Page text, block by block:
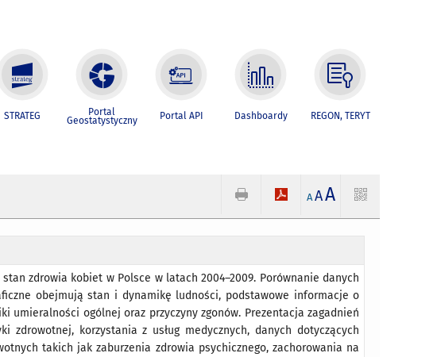
STRATEG Portal
Geostatystyczny Portal API Dashboardy REGON, TERYT
A AA
zdrowia kobiet w Polsce w latach 2004–2009. Porównanie danych
obejmują stan i dynamikę ludności, podstawowe informacje o
umieralności ogólnej oraz przyczyny zgonów. Prezentacja zagadnień
zdrowotnej, korzystania z usług medycznych, danych dotyczących
takich jak zaburzenia zdrowia psychicznego, zachorowania na